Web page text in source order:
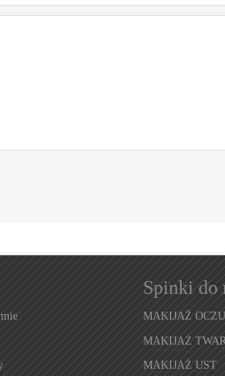
Spinki do
MAKIJAŻ OCZU
MAKIJAŻ
MAKIJAŻ UST